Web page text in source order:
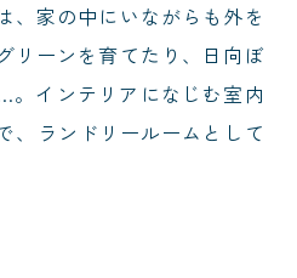
、家の中にいながらも外を
リーンを育てたり、日向ぼ
。インテリアになじむ室内
、ランドリールームとして